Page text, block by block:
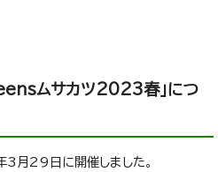
ムサカツ2023春」につ
3月29日に開催しました。